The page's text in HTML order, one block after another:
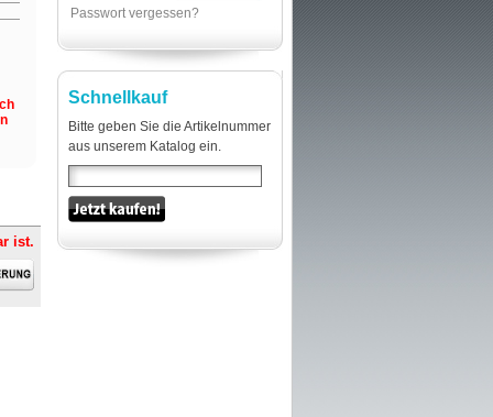
ist.
Passwort vergessen?
Schnellkauf
Bitte geben Sie die Artikelnummer
aus unserem Katalog ein.